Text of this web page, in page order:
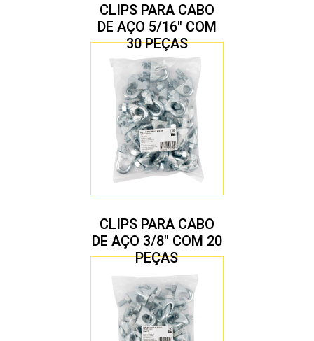
CLIPS PARA CABO
DE AÇO 5/16″ COM
30 PEÇAS
CLIPS PARA CABO
DE AÇO 3/8″ COM 20
PEÇAS